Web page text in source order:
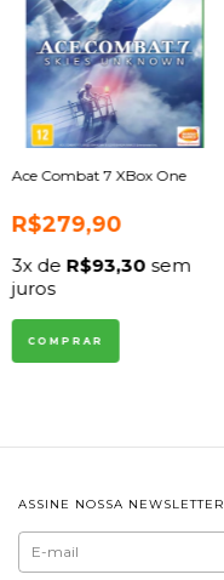
Ace Combat 7 XBox One
R$279,90
3x de R$93,30 sem
juros
ASSINE NOSSA NEWSLETTER